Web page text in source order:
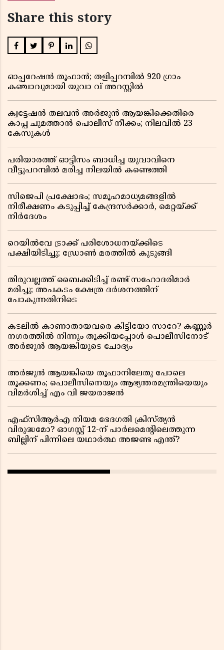
Share this story
ഓപ്പറേഷൻ തൂഫാൻ; തളിപ്പറമ്പിൽ 920 ഗ്രാം
കഞ്ചാവുമായി യുവാ വ് അറസ്റ്റിൽ
ക്വട്ടേഷൻ തലവൻ അർജുൻ ആയങ്കിക്കെതിരെ
കാപ്പ ചുമത്താൻ പൊലീസ് നീക്കം; നിലവിൽ 23
കേസുകൾ
പരിയാരത്ത് ഓട്ടിസം ബാധിച്ച യുവാവിനെ
വീട്ടുപറമ്പിൽ മരിച്ച നിലയിൽ കണ്ടെത്തി
സിജെപി പ്രക്ഷോഭം; സമൂഹമാധ്യമങ്ങളിൽ
നിരീക്ഷണം കടുപ്പിച്ച് കേന്ദ്രസർക്കാർ, മെറ്റയ്ക്ക്
നിർദേശം
റെയിൽവേ ട്രാക്ക് പരിശോധനയ്ക്കിടെ
പക്ഷിയിടിച്ചു; ഡ്രോൺ മരത്തിൽ കുടുങ്ങി
തിരുവല്ലത്ത് ബൈക്കിടിച്ച് രണ്ട് സഹോദരിമാർ
മരിച്ചു; അപകടം ക്ഷേത്ര ദർശനത്തിന്
പോകുന്നതിനിടെ
കടലിൽ കാണാതായവരെ കിട്ടിയോ സാറേ? കണ്ണൂർ
നഗരത്തിൽ നിന്നും തൂക്കിയപ്പോൾ പൊലീസിനോട്
അർജുൻ ആയങ്കിയുടെ ചോദ്യം
അർജുൻ ആയങ്കിയെ തൂഫാനിലേതു പോലെ
തൂക്കണം; പൊലീസിനെയും ആഭ്യന്തരമന്ത്രിയെയും
വിമർശിച്ച് എം വി ജയരാജൻ
എഫ്സിആർഎ നിയമ ഭേദഗതി ക്രിസ്ത്യൻ
വിരുദ്ധമോ? ഓഗസ്റ്റ് 12-ന് പാർലമെന്റിലെത്തുന്ന
ബില്ലിന് പിന്നിലെ യഥാർത്ഥ അജണ്ട എന്ത്?